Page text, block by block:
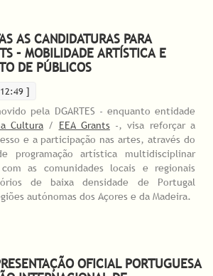
disponível de cem mil euros
AS CANDIDATURAS PARA
– MOBILIDADE ARTÍSTICA E
DE PÚBLICOS
]
pela DGARTES - enquanto entidade
Cultura/ EEA Grants -, visa reforçar a
e a participação nas artes, através do
programação artística multidisciplinar
as comunidades locais e regionais
de baixa densidade de Portugal
autónomas dos Açores e da Madeira.
OFICIAL PORTUGUESA